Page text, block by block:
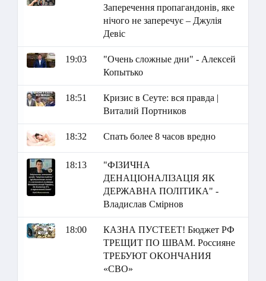
Заперечення пропагандонів, яке
нічого не заперечує – Джулія
Девіс
19:03
"Очень сложные дни" - Алексей
Копытько
18:51
Кризис в Сеуте: вся правда |
Виталий Портников
18:32 Спать более 8 часов вредно
18:13
"ФІЗИЧНА
ДЕНАЦІОНАЛІЗАЦІЯ ЯК
ДЕРЖАВНА ПОЛІТИКА" -
Владислав Смірнов
18:00
КАЗНА ПУСТЕЕТ! Бюджет РФ
ТРЕЩИТ ПО ШВАМ. Россияне
ТРЕБУЮТ ОКОНЧАНИЯ
«СВО»